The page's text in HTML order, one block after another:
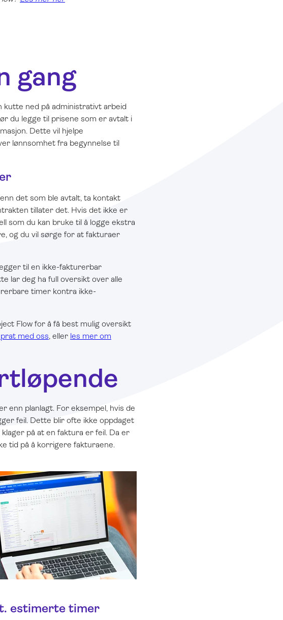
gang
kutte ned på administrativt arbeid
du legge til prisene som er avtalt i
Dette vil hjelpe
lønnsomhet fra begynnelse til
det som ble avtalt, ta kontakt
tillater det. Hvis det ikke er
som du kan bruke til å logge ekstra
og du vil sørge for at fakturaer
til en ikke-fakturerbar
lar deg ha full oversikt over alle
timer kontra ikke-
Flow for å få best mulig oversikt
med oss, eller les mer om
enn planlagt. For eksempel, hvis de
feil. Dette blir ofte ikke oppdaget
på at en faktura er feil. Da er
tid på å korrigere fakturaene.
estimerte timer